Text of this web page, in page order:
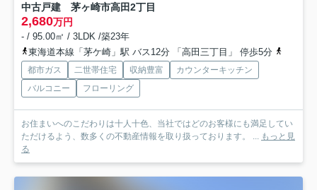
中古戸建 茅ヶ崎市高田2丁目
2,680万円
- / 95.00㎡ / 3LDK /築23年
東海道本線「茅ケ崎」駅 バス12分 「高田三丁目」 停歩5分
都市ガス 二世帯住宅 収納豊富
カウンターキッチン
バルコニー
フローリング
お住まいへのこだわりは十人十色、当社ではどのお客様にも満足してい
ただけるよう、数多くの不動産情報を取り扱っております。 ... もっと見
る